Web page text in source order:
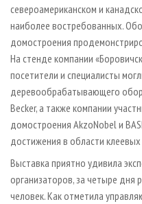
североамериканском и
наиболее востребованных.
домостроения
На стенде компании
посетители и специалисты
деревообрабатывающего
Becker, а также компании
домостроения AkzoNobel и
достижения в области клеевых
Выставка приятно удивила
организаторов, за четыре дня
человек. Как отметила